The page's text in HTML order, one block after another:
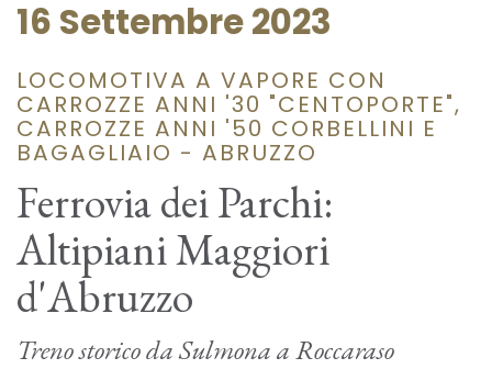
16 Settembre 2023
LOCOMOTIVA A VAPORE CON
CARROZZE ANNI '30 "CENTOPORTE",
CARROZZE ANNI '50 CORBELLINI E
BAGAGLIAIO - ABRUZZO
Ferrovia dei Parchi:
Altipiani Maggiori
d'Abruzzo
Treno storico da Sulmona a Roccaraso